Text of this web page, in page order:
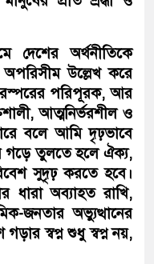
দেশের অর্থনীতিকে
উল্লেখ করে
পরিপূরক, আর
আত্মনির্ভরশীল ও
বলে আমি দৃঢ়ভাবে
গড়ে তুলতে হলে ঐক্য,
সুদৃঢ় করতে হবে।
অব্যাহত রাখি,
জনতার অভ্যুত্থানের
স্বপ্ন শুধু স্বপ্ন নয়,